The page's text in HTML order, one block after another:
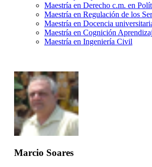
Maestría en Derecho c.m. en
Maestría en Regulación de los
Maestría en Docencia
Maestría en Cognición
Maestría en Ingeniería Civil
Marcio Soares